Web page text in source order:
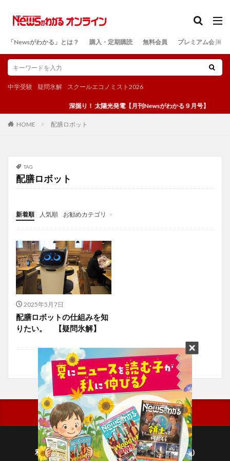
「Newsがわかる」とは？ 購入・定期購読 無料会員 プレミアム会員
中学受験 疑問氷解 スクールエコノミスト2026
深掘り！ 太陽光発電【月刊Newsがわかる９月号】
HOME 配膳ロボット
TAG
配膳ロボット
新着順 人気順
お勧めカテゴリ
投稿
学び
マンガ
電子書籍
2025年5月7日
配膳ロボットの仕組みを知
りたい。 【疑問氷解】
利用規約
プライバシーポリシー(毎日新聞出版)
検索